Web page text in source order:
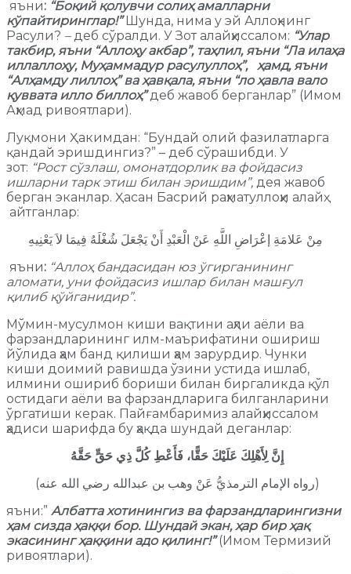
яъни: “Боқий қолувчи солиҳ амалларни
кўпайтиринглар!”Шунда, нима у эй Аллоҳнинг
Расули? – деб сўралди. У Зот алайҳиссалом: “Улар
такбир, яъни “Аллоҳу акбар”, таҳлил, яъни “Ла илаҳа
иллаллоҳу, Муҳаммадур расулуллоҳ”, ҳамд, яъни
“Алҳамду лиллоҳ” ва ҳавқала, яъни “ло ҳавла вало
қуввата илло биллоҳ”деб жавоб берганлар” (Имом
Аҳмад ривоятлари).
Луқмони Ҳакимдан: “Бундай олий фазилатларга
қандай эришдингиз?” – деб сўрашибди. У
зот: “Рост сўзлаш, омонатдорлик ва фойдасиз
ишларни тарк этиш билан эришдим”, дея жавоб
берган эканлар. Ҳасан Басрий раҳматуллоҳи алайҳ
айтганлар:
مِنْ عَلامَةِ إعْرَاضِ اللَّهِ عَنْ الْعَبْدِ أَنْ يَجْعَلَ شُغْلَهُ فِيمَا لاَ يَعْنِيهِ
яъни: “Аллоҳ бандасидан юз ўгирганининг
аломати, уни фойдасиз ишлар билан машғул
қилиб қўйганидир”.
Мўмин-мусулмон киши вақтини аҳли аёли ва
фарзандларининг илм-маърифатини ошириш
йўлида ҳам банд қилиши ҳам зарурдир. Чунки
киши доимий равишда ўзини устида ишлаб,
илмини ошириб бориши билан биргаликда қўл
остидаги аёли ва фарзандларига билганларини
ўргатиши керак. Пайғамбаримиз алайҳиссалом
ҳадиси шарифда бу ҳақда шундай деганлар:
إِنَّ لِأَهْلِكَ عَلَيْكَ حَقًّا، فَأَعْطِ كُلَّ ذِي حَقٍّ حَقَّهُ
(رواه الإمام الترمذيُّ عَنْ وهب بن عبدالله رضي الله عنه)
яъни:” Албатта хотинингиз ва фарзандларингизни
ҳам сизда ҳаққи бор. Шундай экан, ҳар бир ҳақ
экасининг ҳаққини адо қилинг!”(Имом Термизий
ривоятлари).